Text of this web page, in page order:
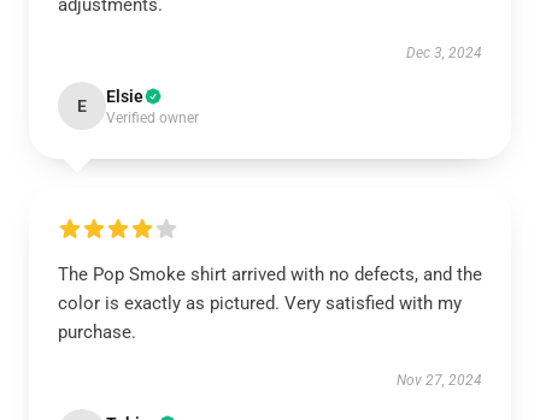
adjustments.
Dec 3, 2024
E Elsie
Verified owner
The Pop Smoke shirt arrived with no defects, and the
color is exactly as pictured. Very satisfied with my
purchase.
Nov 27, 2024